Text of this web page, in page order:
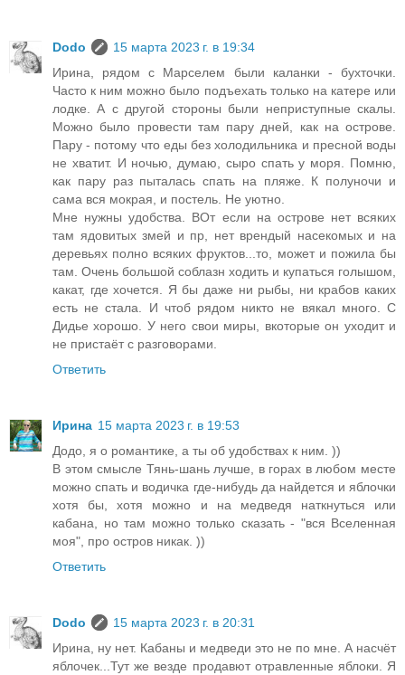
Dodo
15 марта 2023 г. в 19:34
Ирина, рядом с Марселем были каланки - бухточки.
Часто к ним можно было подъехать только на катере или
лодке. А с другой стороны были неприступные скалы.
Можно было провести там пару дней, как на острове.
Пару - потому что еды без холодильника и пресной воды
не хватит. И ночью, думаю, сыро спать у моря. Помню,
как пару раз пыталась спать на пляже. К полуночи и
сама вся мокрая, и постель. Не уютно.
Мне нужны удобства. ВОт если на острове нет всяких
там ядовитых змей и пр, нет врендый насекомых и на
деревьях полно всяких фруктов...то, может и пожила бы
там. Очень большой соблазн ходить и купаться голышом,
какат, где хочется. Я бы даже ни рыбы, ни крабов каких
есть не стала. И чтоб рядом никто не вякал много. С
Дидье хорошо. У него свои миры, вкоторые он уходит и
не пристаёт с разговорами.
Ответить
Ирина 15 марта 2023 г. в 19:53
Додо, я о романтике, а ты об удобствах к ним. ))
В этом смысле Тянь-шань лучше, в горах в любом месте
можно спать и водичка где-нибудь да найдется и яблочки
хотя бы, хотя можно и на медведя наткнуться или
кабана, но там можно только сказать - "вся Вселенная
моя", про остров никак. ))
Ответить
Dodo
15 марта 2023 г. в 20:31
Ирина, ну нет. Кабаны и медведи это не по мне. А насчёт
яблочек...Тут же везде продавют отравленные яблоки. Я